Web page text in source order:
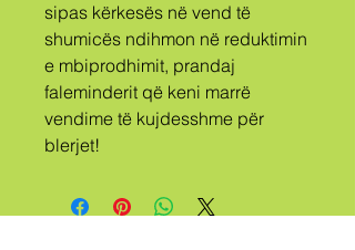
sipas kërkesës në vend të
shumicës ndihmon në reduktimin
e mbiprodhimit, prandaj
faleminderit që keni marrë
vendime të kujdesshme për
blerjet!